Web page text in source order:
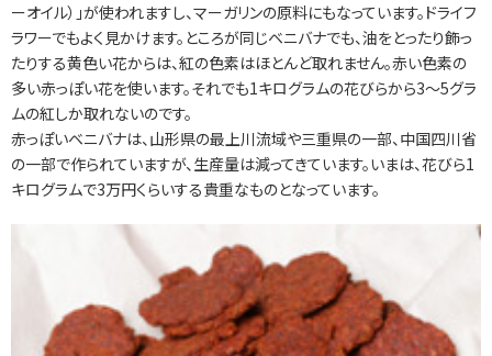
ーオイル）」が使われますし、マーガリンの原料にもなっています。ドライフ
ラワーでもよく見かけます。ところが同じベニバナでも、油をとったり飾っ
たりする黄色い花からは、紅の色素はほとんど取れません。赤い色素の
多い赤っぽい花を使います。それでも1キログラムの花びらから3～5グラ
ムの紅しか取れないのです。
赤っぽいベニバナは、山形県の最上川流域や三重県の一部、中国四川省
の一部で作られていますが、生産量は減ってきています。いまは、花びら1
キログラムで3万円くらいする貴重なものとなっています。